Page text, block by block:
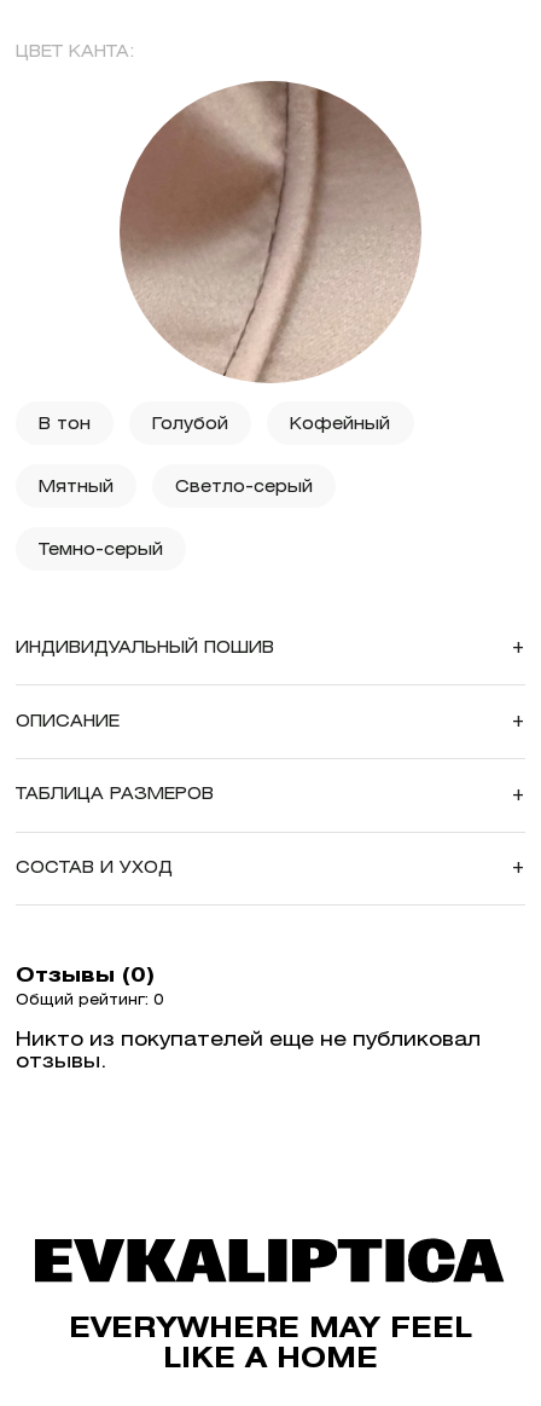
ЦВЕТ КАНТА:
В тон Голубой Кофейный
Мятный Светло-серый
Темно-серый
ИНДИВИДУАЛЬНЫЙ ПОШИВ +
ОПИСАНИЕ +
ТАБЛИЦА РАЗМЕРОВ +
СОСТАВ И УХОД +
Отзывы (0)
Общий рейтинг: 0
Никто из покупателей еще не публиковал
отзывы.
EVERYWHERE MAY FEEL
LIKE A HOME